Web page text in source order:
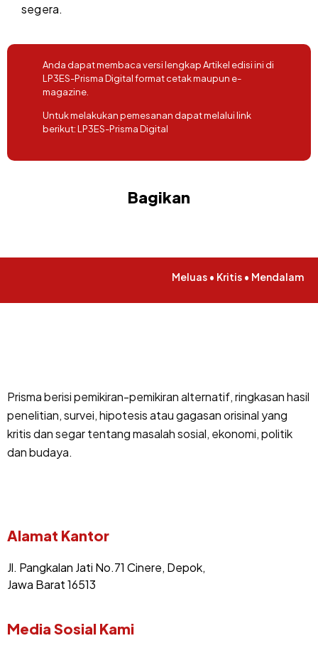
segera.
Anda dapat membaca versi lengkap Artikel edisi ini di
LP3ES-Prisma Digital format cetak maupun e-
magazine.
Untuk melakukan pemesanan dapat melalui link
berikut:LP3ES-Prisma Digital
Bagikan
Meluas • Kritis • Mendalam
Prisma berisi pemikiran-pemikiran alternatif, ringkasan hasil
penelitian, survei, hipotesis atau gagasan orisinal yang
kritis dan segar tentang masalah sosial, ekonomi, politik
dan budaya.
Alamat Kantor
Jl. Pangkalan Jati No.71 Cinere, Depok,
Jawa Barat 16513
Media Sosial Kami